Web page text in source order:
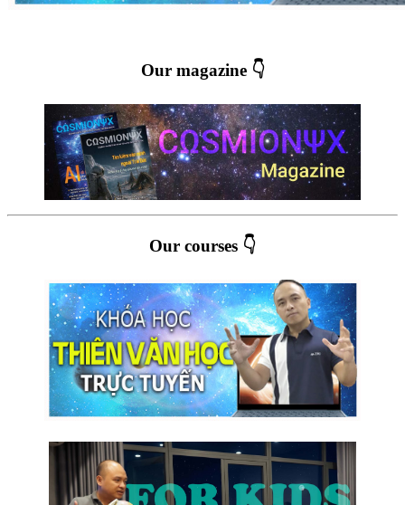
Our magazine 👇
Our courses 👇